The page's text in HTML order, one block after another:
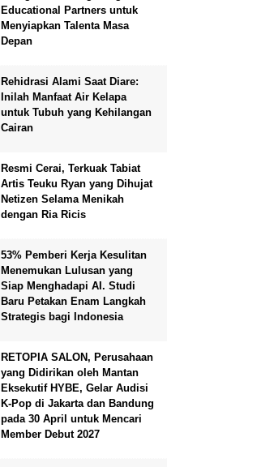
Educational Partners untuk
Menyiapkan Talenta Masa
Depan
Rehidrasi Alami Saat Diare:
Inilah Manfaat Air Kelapa
untuk Tubuh yang Kehilangan
Cairan
Resmi Cerai, Terkuak Tabiat
Artis Teuku Ryan yang Dihujat
Netizen Selama Menikah
dengan Ria Ricis
53% Pemberi Kerja Kesulitan
Menemukan Lulusan yang
Siap Menghadapi AI. Studi
Baru Petakan Enam Langkah
Strategis bagi Indonesia
RETOPIA SALON, Perusahaan
yang Didirikan oleh Mantan
Eksekutif HYBE, Gelar Audisi
K-Pop di Jakarta dan Bandung
pada 30 April untuk Mencari
Member Debut 2027